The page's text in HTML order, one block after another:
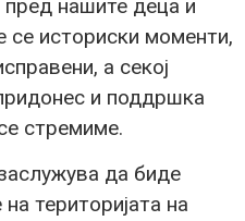
нашите деца и
се историски моменти,
а секој
и поддршка
стремиме.
да биде
територијата на